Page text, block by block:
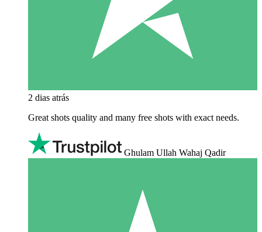
2 dias atrás
Great shots quality and many free shots with exact needs.
Ghulam Ullah Wahaj Qadir